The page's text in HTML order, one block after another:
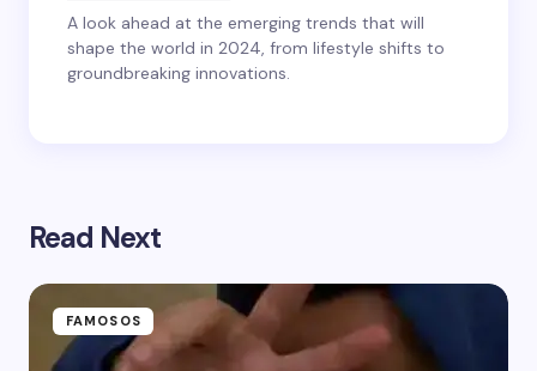
A look ahead at the emerging trends that will
shape the world in 2024, from lifestyle shifts to
groundbreaking innovations.
Read Next
FAMOSOS